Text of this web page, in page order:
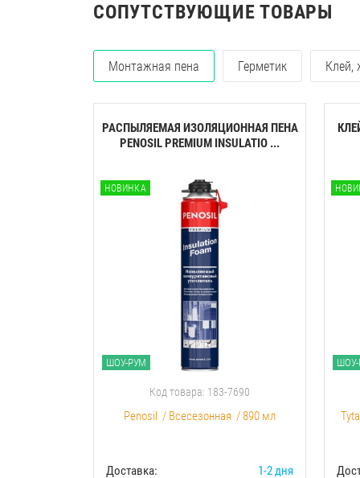
СОПУТСТВУЮЩИЕ ТОВАРЫ
Монтажная пена Герметик Клей,
РАСПЫЛЯЕМАЯ ИЗОЛЯЦИОННАЯ ПЕНА
PENOSIL PREMIUM INSULATIO ...
НОВИНКА
ШОУ-РУМ
Код товара: 183-7690
Penosil / Всесезонная /890 мл
Доставка: 1-2 дня